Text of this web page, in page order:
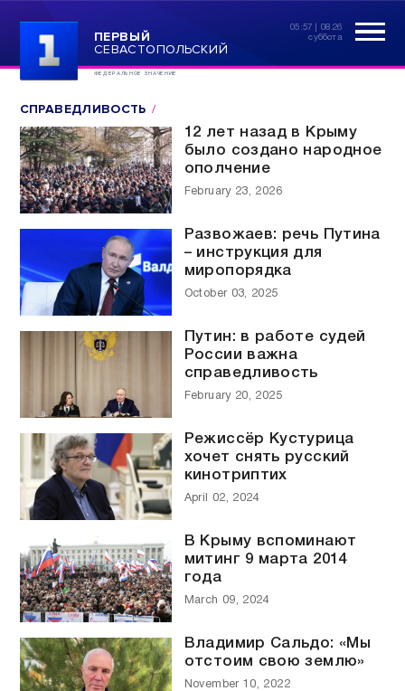
ПЕРВЫЙ
СЕВАСТОПОЛЬСКИЙ
ФЕДЕРАЛЬНОЕ ЗНАЧЕНИЕ
05:57 | 08.26
суббота
СПРАВЕДЛИВОСТЬ
12 лет назад в Крыму
было создано народное
ополчение
February 23, 2026
Развожаев: речь Путина
– инструкция для
миропорядка
October 03, 2025
Путин: в работе судей
России важна
справедливость
February 20, 2025
Режиссёр Кустурица
хочет снять русский
кинотриптих
April 02, 2024
В Крыму вспоминают
митинг 9 марта 2014
года
March 09, 2024
Владимир Сальдо: «Мы
отстоим свою землю»
November 10, 2022